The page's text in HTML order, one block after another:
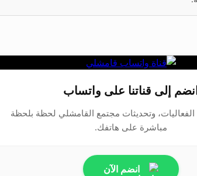
إلى قناتنا على واتساب
الفعاليات، وتحديثات مجتمع القامشلي لحظة بلحظة
مباشرة على هاتفك.
انضم الآن